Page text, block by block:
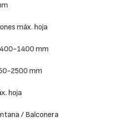
máx. hoja
400-1400 mm
2500 mm
hoja
/ Balconera